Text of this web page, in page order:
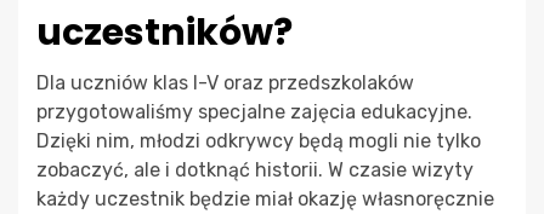
uczestników?
Dla uczniów klas I-V oraz przedszkolaków
przygotowaliśmy specjalne zajęcia edukacyjne.
Dzięki nim, młodzi odkrywcy będą mogli nie tylko
zobaczyć, ale i dotknąć historii. W czasie wizyty
każdy uczestnik będzie miał okazję własnoręcznie